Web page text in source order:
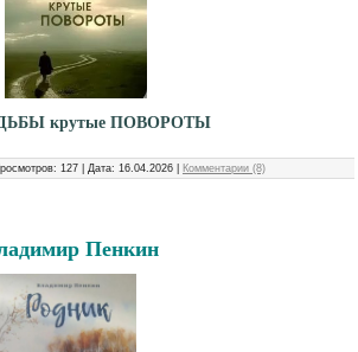
крутые ПОВОРОТЫ
127 Дата: 16.04.2026 Комментарии (8)
Пенкин